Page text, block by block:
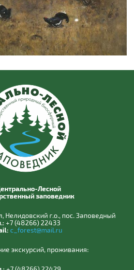
Лесной
заповедник
Нелидовский г.о., пос. Заповедный
+7 (48266) 22433
c_forest@mail.ru
экскурсий, проживания: